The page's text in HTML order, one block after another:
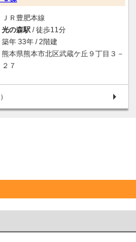
ＪＲ豊肥本線
光の森駅 / 徒歩11分
築年 33年 / 2階建
熊本県熊本市北区武蔵ケ丘９丁目３－
２７
）